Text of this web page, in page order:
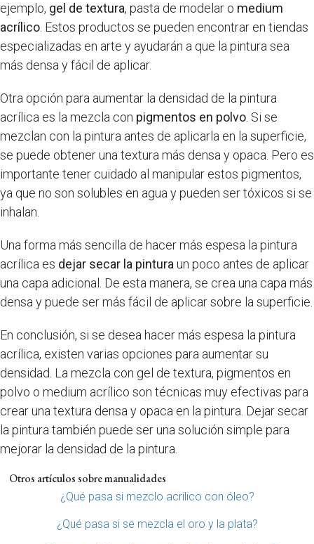
ejemplo, gel de textura, pasta de modelar o medium
acrílico . Estos productos se pueden encontrar en tiendas
especializadas en arte y ayudarán a que la pintura sea
más densa y fácil de aplicar.
Otra opción para aumentar la densidad de la pintura
acrílica es la mezcla con pigmentos en polvo . Si se
mezclan con la pintura antes de aplicarla en la superficie,
se puede obtener una textura más densa y opaca. Pero es
importante tener cuidado al manipular estos pigmentos,
ya que no son solubles en agua y pueden ser tóxicos si se
inhalan.
Una forma más sencilla de hacer más espesa la pintura
acrílica es dejar secar la pintura un poco antes de aplicar
una capa adicional. De esta manera, se crea una capa más
densa y puede ser más fácil de aplicar sobre la superficie.
En conclusión, si se desea hacer más espesa la pintura
acrílica, existen varias opciones para aumentar su
densidad. La mezcla con gel de textura, pigmentos en
polvo o medium acrílico son técnicas muy efectivas para
crear una textura densa y opaca en la pintura. Dejar secar
la pintura también puede ser una solución simple para
mejorar la densidad de la pintura.
Otros artículos sobre manualidades
¿Qué pasa si mezclo acrílico con óleo?
¿Qué pasa si se mezcla el oro y la plata?